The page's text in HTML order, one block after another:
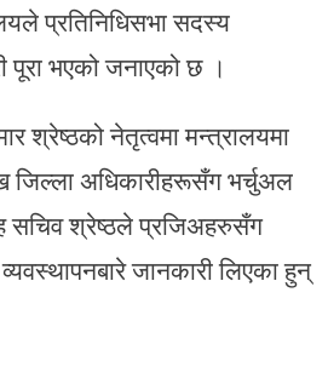
प्रतिनिधिसभा सदस्य
पूरा भएको जनाएको छ ।
श्रेष्ठको नेतृत्वमा मन्त्रालयमा
जिल्ला अधिकारीहरूसँग भर्चुअल
सचिव श्रेष्ठले प्रजिअहरुसँग
व्यवस्थापनबारे जानकारी लिएका हुन्